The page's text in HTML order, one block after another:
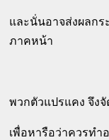
และนั่นอาจส่งผลกร
ภาคหน้า
พวกตัวแปรแคง จึง
เพื่อหารือว่าควรทำ